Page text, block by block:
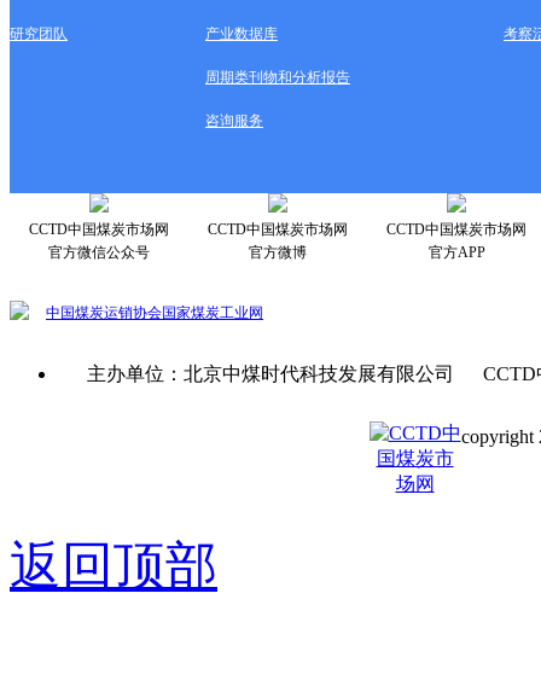
研究团队 产业数据库 考察
周期类刊物和分析报告
咨询服务
CCTD中国煤炭市场网
官方微信公众号
CCTD中国煤炭市场网
官方微博
CCTD中国煤炭市场网
官方APP
中国煤炭运销协会国家煤炭工业网
主办单位：北京中煤时代科技发展有限公司
copyright
返回顶部